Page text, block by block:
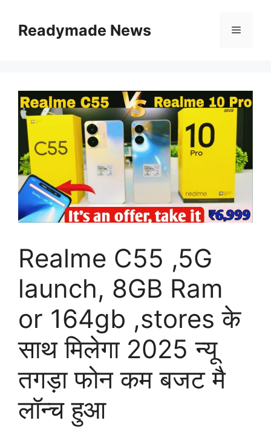
contentReadymade News Menu
Realme C55 ,5G
launch, 8GB Ram
or 164gb ,stores के
साथ मिलेगा 2025 न्यू
तगड़ा फोन कम बजट मै
लॉन्च हुआ